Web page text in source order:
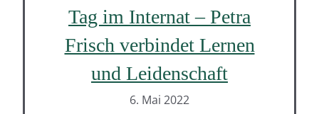
Tag im Internat – Petra
Frisch verbindet Lernen
und Leidenschaft
6. Mai 2022